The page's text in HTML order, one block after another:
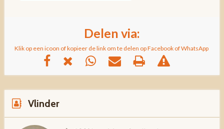
Delen via:
Klik op een icoon of kopieer de link om te delen op Facebook of WhatsApp
Vlinder